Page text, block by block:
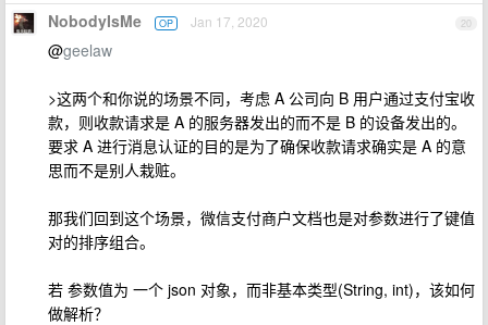
20
NobodyIsMe OP Jan 17, 2020
@geelaw
>这两个和你说的场景不同，考虑 A 公司向 B 用户通过支付宝收
款，则收款请求是 A 的服务器发出的而不是 B 的设备发出的。
要求 A 进行消息认证的目的是为了确保收款请求确实是 A 的意
思而不是别人栽赃。
那我们回到这个场景，微信支付商户文档也是对参数进行了键值
对的排序组合。
若 参数值为 一个 json 对象，而非基本类型(String, int)，该如何
做解析？